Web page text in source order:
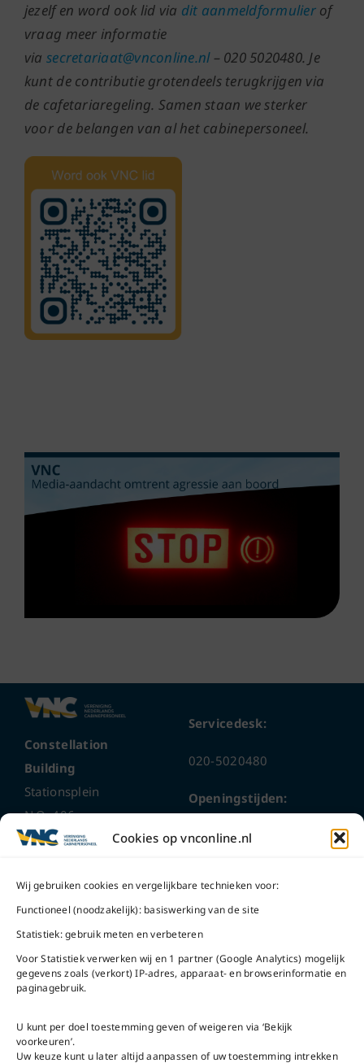
Cookies op vnconline.nl
Wij gebruiken cookies en vergelijkbare technieken voor:
Functioneel (noodzakelijk): basiswerking van de site
Statistiek: gebruik meten en verbeteren
Voor Statistiek verwerken wij en 1 partner (Google Analytics) mogelijk
gegevens zoals (verkort) IP-adres, apparaat- en browserinformatie en
paginagebruik.
U kunt per doel toestemming geven of weigeren via ‘Bekijk
voorkeuren’.
Uw keuze kunt u later altijd aanpassen of uw toestemming intrekken
jezelf en word ook lid via dit aanmeldformulierof
vraag meer informatie
viasecretariaat@vnconline.nl– 020 5020480. Je
kunt de contributie grotendeels terugkrijgen via
de cafetariaregeling. Samen staan we sterker
voor de belangen van al het cabinepersoneel.
Constellation
Building
Stationsplein
N.O. 406
1117 CL
Bel ons
Mail ons
Servicedesk:
020-5020480
Openingstijden:
ma t/m do
Na openingstijden
bereikbaar via
5020480
VNC Statuten